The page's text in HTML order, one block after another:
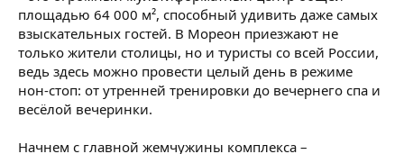
площадью 64 000 м², способный удивить даже самых
взыскательных гостей. В Мореон приезжают не
только жители столицы, но и туристы со всей России,
ведь здесь можно провести целый день в режиме
нон-стоп: от утренней тренировки до вечернего спа и
весёлой вечеринки.
Начнем с главной жемчужины комплекса –